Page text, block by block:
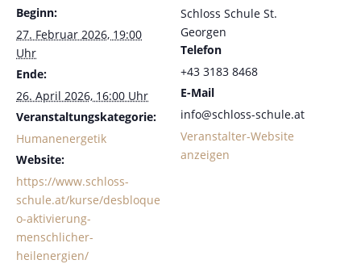
Beginn:
27. Februar 2026, 19:00
Uhr
Ende:
26. April 2026, 16:00 Uhr
Veranstaltungskategorie:
Humanenergetik
Website:
https://www.schloss-
schule.at/kurse/desbloque
o-aktivierung-
menschlicher-
heilenergien/
Schloss Schule St.
Georgen
Telefon
+43 3183 8468
E-Mail
info@schloss-schule.at
Veranstalter-Website
anzeigen